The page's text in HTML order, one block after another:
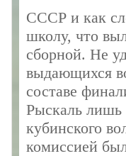
СССР и как
школу, что
сборной. Не
выдающихся
составе
Рыскаль лишь
кубинского
комиссией